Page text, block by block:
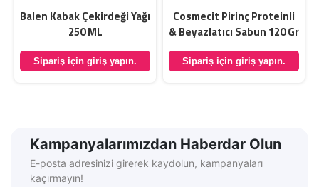
Balen Kabak Çekirdeği Yağı
250 ML
Sipariş için giriş yapın.
Cosmecit Pirinç Proteinli
& Beyazlatıcı Sabun 120 Gr
Sipariş için giriş yapın.
Kampanyalarımızdan Haberdar Olun
E-posta adresinizi girerek kaydolun, kampanyaları
kaçırmayın!